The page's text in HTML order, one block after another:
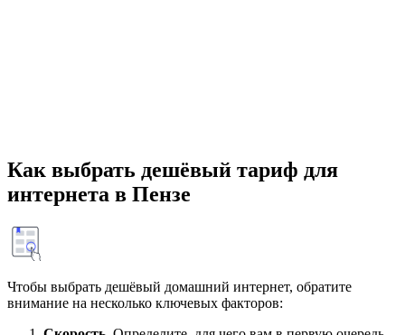
Как выбрать дешёвый тариф для
интернета в Пензе
Чтобы выбрать дешёвый домашний интернет, обратите
внимание на несколько ключевых факторов: